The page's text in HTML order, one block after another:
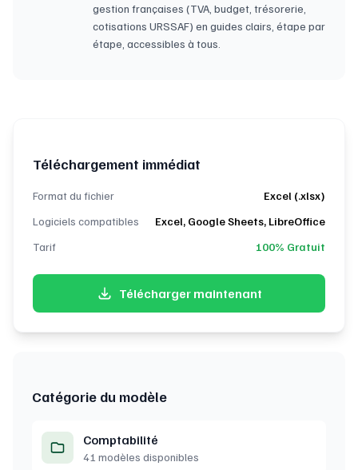
gestion françaises (TVA, budget, trésorerie,
cotisations URSSAF) en guides clairs, étape par
étape, accessibles à tous.
Téléchargement immédiat
Format du fichier
Excel (.xlsx)
Logiciels compatibles
Excel, Google Sheets, LibreOffice
Tarif
100% Gratuit
Télécharger maintenant
Catégorie du modèle
Comptabilité
41 modèles disponibles